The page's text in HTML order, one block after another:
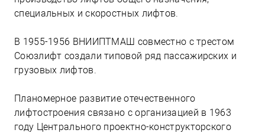
специальных и скоростных лифтов.
В 1955-1956 ВНИИПТМАШ совместно с трестом
Союзлифт создали типовой ряд пассажирских и
грузовых лифтов.
Планомерное развитие отечественного
лифтостроения связано с организацией в 1963
году Центрального проектно-конструкторского